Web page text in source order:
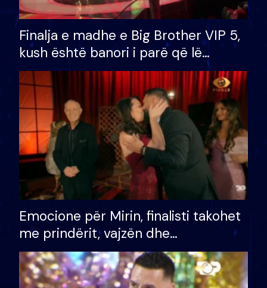
Finalja e madhe e Big Brother VIP 5,
kush është banori i parë që lë
shtëpinë dhe humb mundësinë për
të fituar çmimin e madh
Emocione për Mirin, finalisti takohet
me prindërit, vajzën dhe
bashkëshorten: S’kemi ndonjë letër
divorci apo jo?